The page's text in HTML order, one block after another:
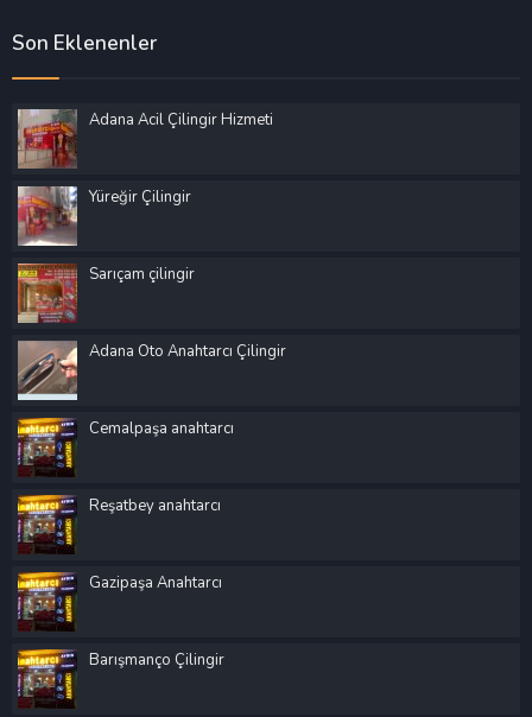
Son Eklenenler
Adana Acil Çilingir Hizmeti
Yüreğir Çilingir
Sarıçam çilingir
Adana Oto Anahtarcı Çilingir
Cemalpaşa anahtarcı
Reşatbey anahtarcı
Gazipaşa Anahtarcı
Barışmanço Çilingir